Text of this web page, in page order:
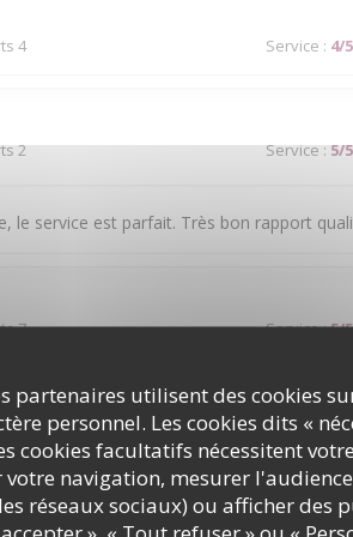
partenaires utilisent des cookies
personnel. Les cookies dits «
cookies facultatifs nécessitent
votre navigation, mesurer
réseaux sociaux) ou afficher des
4 Service : 4/5
2 Service:5/5
le service est parfait. Très bon rapport
7 Service:5/5
à couper le souffle. Les mets sont
2 Service:1 /5